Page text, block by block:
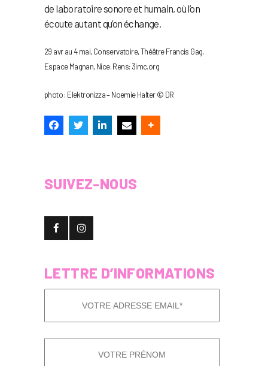
de laboratoire sonore et humain, où l’on
écoute autant qu’on échange.
29 avr au 4 mai, Conservatoire, Théâtre Francis Gag,
Espace Magnan, Nice. Rens: 3imc.org
photo : Elektronizza – Noemie Halter © DR
SUIVEZ-NOUS
LETTRE D’INFORMATIONS